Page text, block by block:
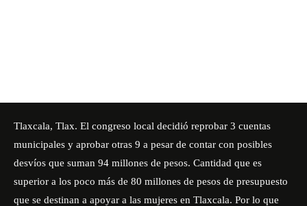
Tlaxcala, Tlax. El congreso local decidió reprobar 3 cuentas
municipales y aprobar otras 9 a pesar de contar con posibles
desvíos que suman 94 millones de pesos. Cantidad que es
superior a los poco más de 80 millones de pesos de presupuesto
que se destinan a apoyar a las mujeres en Tlaxcala. Por lo que